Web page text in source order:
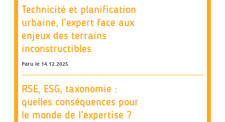
Technicité et planification
urbaine, l’expert face aux
enjeux des terrains
inconstructibles
Paru le 14.12.2025
RSE, ESG, taxonomie :
quelles conséquences pour
le monde de l’expertise ?